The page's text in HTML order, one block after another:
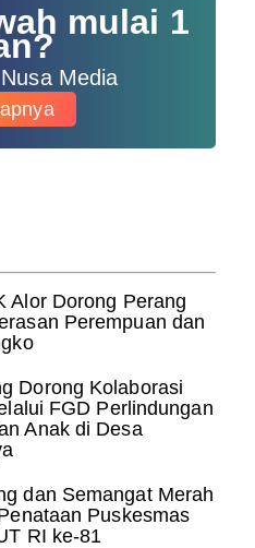
mulai 1
Media
Alor Dorong Perang
Perempuan dan
Dorong Kolaborasi
FGD Perlindungan
Anak di Desa
dan Semangat Merah
Puskesmas
RI ke-81